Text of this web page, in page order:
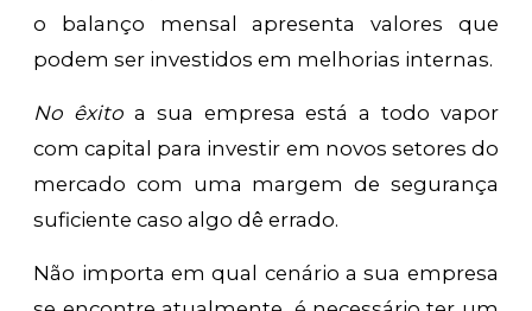
o balanço mensal apresenta valores que
podem ser investidos em melhorias internas.
No êxito a sua empresa está a todo vapor
com capital para investir em novos setores do
mercado com uma margem de segurança
suficiente caso algo dê errado.
Não importa em qual cenário a sua empresa